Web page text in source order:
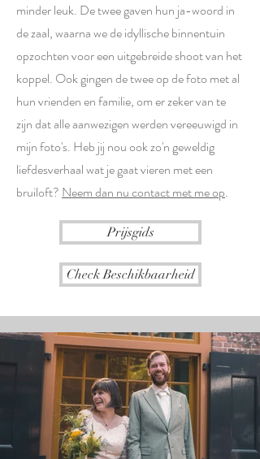
minder leuk. De twee gaven hun ja-woord in
de zaal, waarna we de idyllische binnentuin
opzochten voor een uitgebreide shoot van het
koppel. Ook gingen de twee op de foto met al
hun vrienden en familie, om er zeker van te
zijn dat alle aanwezigen werden vereeuwigd in
mijn foto's. Heb jij nou ook zo'n geweldig
liefdesverhaal wat je gaat vieren met een
bruiloft? Neem dan nu contact met me op.
Prijsgids
Check Beschikbaarheid